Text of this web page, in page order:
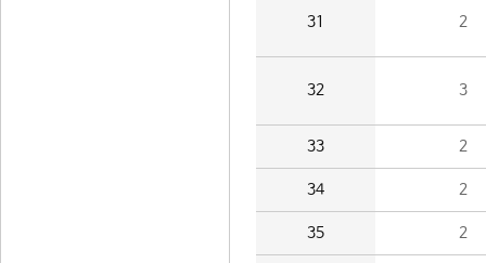
31 2
32 3
33 2
34 2
35 2